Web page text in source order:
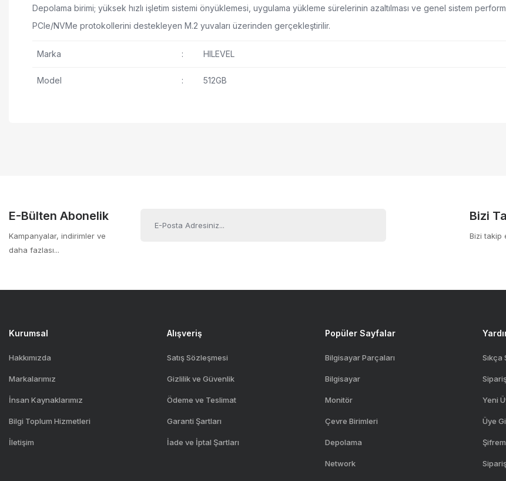
Depolama birimi; yüksek hızlı işletim sistemi önyüklemesi, uygulama yükleme sürelerinin azaltılması ve genel sistem
PCIe/NVMe protokollerini destekleyen M.2 yuvaları üzerinden gerçekleştirilir.
Marka : HILEVEL
Model : 512GB
Bu ürüne benzer farklı alternatifler olmalı.
Yüksek dayanıklılık
Distribütör garantili
E-Bülten Abonelik
Kampanyalar, indirimler ve
daha fazlası...
Bizi
Bizi takip
Kurumsal
Hakkımızda
Markalarımız
İnsan Kaynaklarımız
Bilgi Toplum Hizmetleri
İletişim
Alışveriş
Satış Sözleşmesi
Gizlilik ve Güvenlik
Ödeme ve Teslimat
Garanti Şartları
İade ve İptal Şartları
Popüler Sayfalar
Bilgisayar Parçaları
Bilgisayar
Monitör
Çevre Birimleri
Depolama
Network
Yeni
Üye